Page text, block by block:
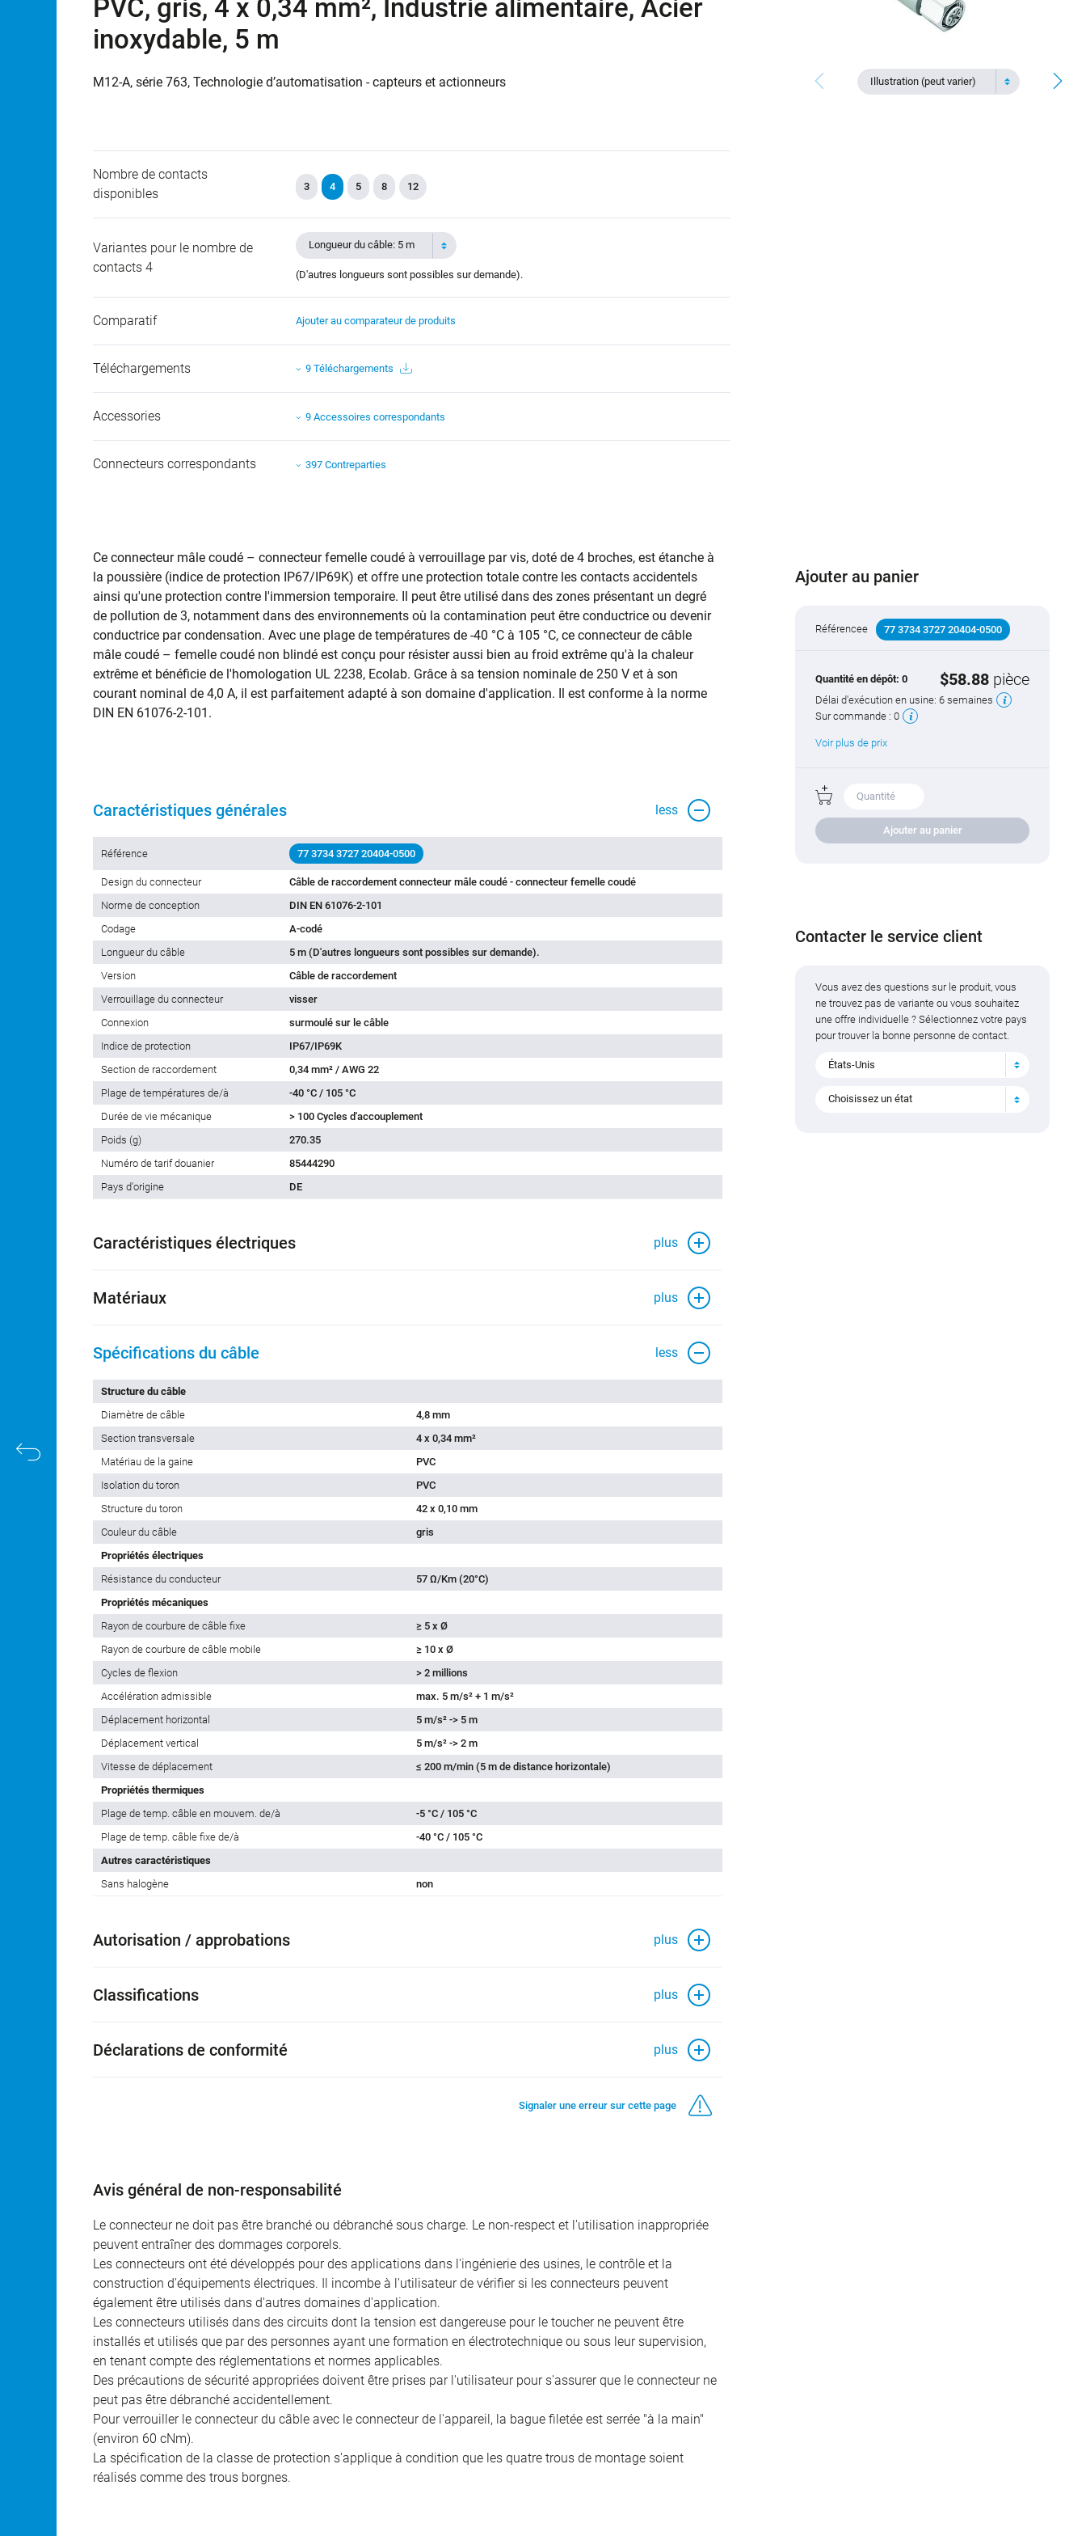
PVC, gris, 4 x 0,34 mm², Industrie alimentaire, Acier
inoxydable, 5 m
M12-A, série 763, Technologie d’automatisation - capteurs et actionneurs Illustration (peut varier)
Nombre de contacts
disponibles
3 4 5 8 12
Variantes pour le nombre de
contacts 4
Longueur du câble: 5 m
(D'autres longueurs sont possibles sur demande).
Comparatif Ajouter au comparateur de produits
Téléchargements 9 Téléchargements
Accessories 9 Accessoires correspondants
Connecteurs correspondants 397 Contreparties
Ce connecteur mâle coudé – connecteur femelle coudé à verrouillage par vis, doté de 4 broches, est étanche à
la poussière (indice de protection IP67/IP69K) et offre une protection totale contre les contacts accidentels
ainsi qu'une protection contre l'immersion temporaire. Il peut être utilisé dans des zones présentant un degré
de pollution de 3, notamment dans des environnements où la contamination peut être conductrice ou devenir
conductrice par condensation. Avec une plage de températures de -40 °C à 105 °C, ce connecteur de câble
mâle coudé – femelle coudé non blindé est conçu pour résister aussi bien au froid extrême qu'à la chaleur
extrême et bénéficie de l'homologation UL 2238, Ecolab. Grâce à sa tension nominale de 250 V et à son
courant nominal de 4,0 A, il est parfaitement adapté à son domaine d'application. Il est conforme à la norme
DIN EN 61076-2-101.
Caractéristiques générales less
Référence 77 3734 3727 20404-0500
Design du connecteur
Câble de raccordement connecteur mâle coudé - connecteur femelle coudé
Norme de conception
DIN EN 61076-2-101
Codage
A-codé
Longueur du câble
5 m (D'autres longueurs sont possibles sur demande).
Version
Câble de raccordement
Verrouillage du connecteur
visser
Connexion
surmoulé sur le câble
Indice de protection
IP67/IP69K
Section de raccordement
0,34 mm² / AWG 22
Plage de températures de/à
-40 °C / 105 °C
Durée de vie mécanique
> 100 Cycles d'accouplement
Poids (g)
270.35
Numéro de tarif douanier
85444290
Pays d'origine
DE
Caractéristiques électriques plus
Matériaux plus
Spécifications du câble less
Structure du câble
Diamètre de câble
4,8 mm
Section transversale
4 x 0,34 mm²
Matériau de la gaine
PVC
Isolation du toron
PVC
Structure du toron
42 x 0,10 mm
Couleur du câble
gris
Propriétés électriques
Résistance du conducteur
57 Ω/Km (20°C)
Propriétés mécaniques
Rayon de courbure de câble fixe
≥ 5 x Ø
Rayon de courbure de câble mobile
≥ 10 x Ø
Cycles de flexion
> 2 millions
Accélération admissible
max. 5 m/s² + 1 m/s²
Déplacement horizontal
5 m/s² -> 5 m
Déplacement vertical
5 m/s² -> 2 m
Vitesse de déplacement
≤ 200 m/min (5 m de distance horizontale)
Propriétés thermiques
Plage de temp. câble en mouvem. de/à
-5 °C / 105 °C
Plage de temp. câble fixe de/à
-40 °C / 105 °C
Autres caractéristiques
Sans halogène
non
Autorisation / approbations plus
Classifications plus
Déclarations de conformité plus
Signaler une erreur sur cette page
Avis général de non-responsabilité
Le connecteur ne doit pas être branché ou débranché sous charge. Le non-respect et l'utilisation inappropriée
peuvent entraîner des dommages corporels.
Les connecteurs ont été développés pour des applications dans l'ingénierie des usines, le contrôle et la
construction d'équipements électriques. Il incombe à l'utilisateur de vérifier si les connecteurs peuvent
également être utilisés dans d'autres domaines d'application.
Les connecteurs utilisés dans des circuits dont la tension est dangereuse pour le toucher ne peuvent être
installés et utilisés que par des personnes ayant une formation en électrotechnique ou sous leur supervision,
en tenant compte des réglementations et normes applicables.
Des précautions de sécurité appropriées doivent être prises par l'utilisateur pour s'assurer que le connecteur ne
peut pas être débranché accidentellement.
Pour verrouiller le connecteur du câble avec le connecteur de l'appareil, la bague filetée est serrée "à la main"
(environ 60 cNm).
La spécification de la classe de protection s'applique à condition que les quatre trous de montage soient
réalisés comme des trous borgnes.
Ajouter au panier
Référencee 77 3734 3727 20404-0500
Quantité en dépôt:0 $58.88pièce
Délai d'exécution en usine:6 semaines
Sur commande :0
Voir plus de prix
Ajouter au panier
Contacter le service client
Vous avez des questions sur le produit, vous
ne trouvez pas de variante ou vous souhaitez
une offre individuelle ? Sélectionnez votre pays
pour trouver la bonne personne de contact.
États-Unis
Choisissez un état